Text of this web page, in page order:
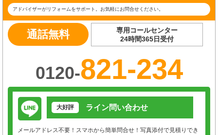
アドバイザーがリフォームをサポート。お気軽にお問合せください。
通話無料
専用コールセンター
24時間365日受付
0120-821-234
大好評 ライン問い合わせ
メールアドレス不要！スマホから簡単問合せ！写真添付で見積りでき